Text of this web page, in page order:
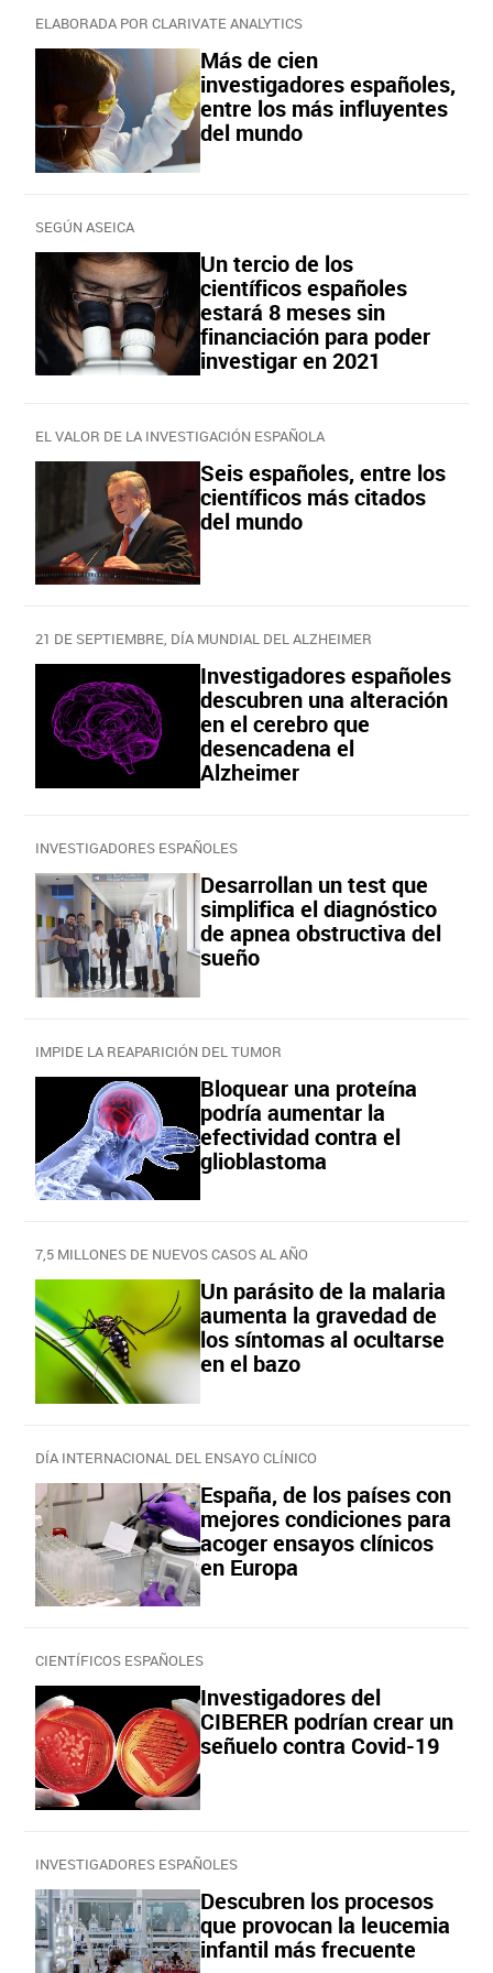
ELABORADA POR CLARIVATE ANALYTICS
Más de cien
investigadores españoles,
entre los más influyentes
del mundo
SEGÚN ASEICA
Un tercio de los
científicos españoles
estará 8 meses sin
financiación para poder
investigar en 2021
EL VALOR DE LA INVESTIGACIÓN ESPAÑOLA
Seis españoles, entre los
científicos más citados
del mundo
21 DE SEPTIEMBRE, DÍA MUNDIAL DEL ALZHEIMER
Investigadores españoles
descubren una alteración
en el cerebro que
desencadena el
Alzheimer
INVESTIGADORES ESPAÑOLES
Desarrollan un test que
simplifica el diagnóstico
de apnea obstructiva del
sueño
IMPIDE LA REAPARICIÓN DEL TUMOR
Bloquear una proteína
podría aumentar la
efectividad contra el
glioblastoma
7,5 MILLONES DE NUEVOS CASOS AL AÑO
Un parásito de la malaria
aumenta la gravedad de
los síntomas al ocultarse
en el bazo
DÍA INTERNACIONAL DEL ENSAYO CLÍNICO
España, de los países con
mejores condiciones para
acoger ensayos clínicos
en Europa
CIENTÍFICOS ESPAÑOLES
Investigadores del
CIBERER podrían crear un
señuelo contra Covid-19
INVESTIGADORES ESPAÑOLES
Descubren los procesos
que provocan la leucemia
infantil más frecuente